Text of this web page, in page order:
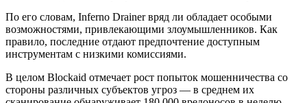
По его словам, Inferno Drainer вряд ли обладает особыми
возможностями, привлекающими злоумышленников. Как
правило, последние отдают предпочтение доступным
инструментам с низкими комиссиями.
В целом Blockaid отмечает рост попыток мошенничества со
стороны различных субъектов угроз — в среднем их